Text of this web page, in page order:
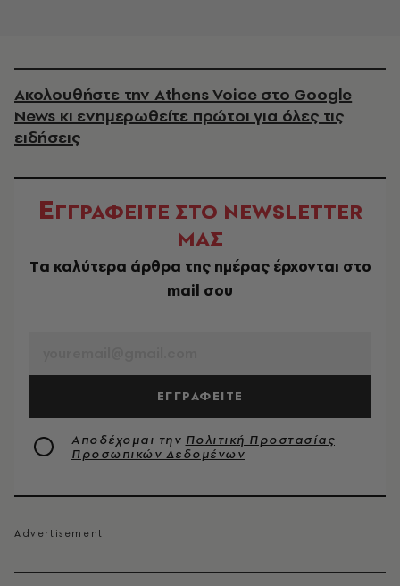
Ακολουθήστε την Athens Voice στο Google
News κι ενημερωθείτε πρώτοι για όλες τις
ειδήσεις
ΕΓΓΡΑΦΕΙΤΕ ΣΤΟ NEWSLETTER
ΜΑΣ
Tα καλύτερα άρθρα της ημέρας έρχονται στο
mail σου
ΕΓΓΡΑΦΕΙΤΕ
Αποδέχομαι την Πολιτική Προστασίας
Προσωπικών Δεδομένων